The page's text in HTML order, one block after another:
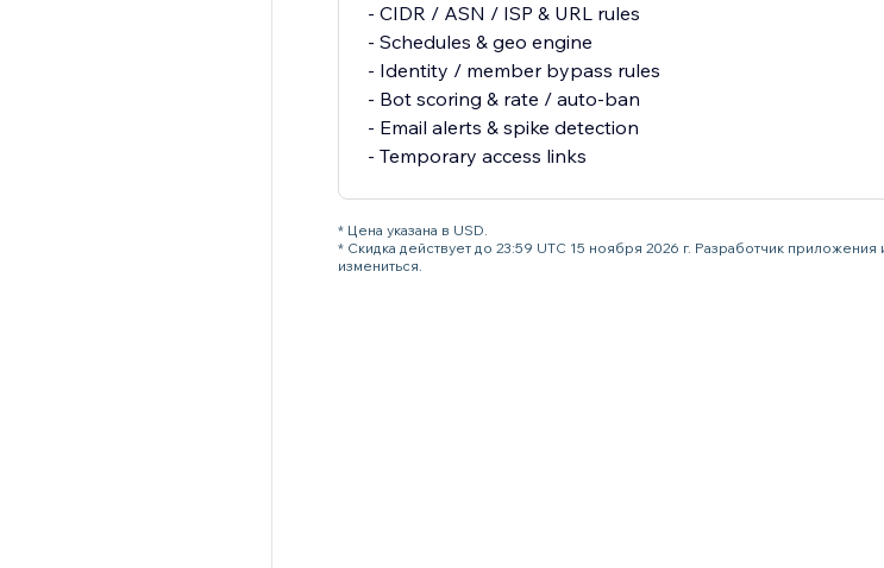
- CIDR / ASN / ISP & URL rules
- Schedules & geo engine
- Identity / member bypass rules
- Bot scoring & rate / auto-ban
- Email alerts & spike detection
- Temporary access links
* Цена указана в USD.
* Скидка действует до 23:59 UTC 15 ноября 2026 г. Разработчик
измениться.